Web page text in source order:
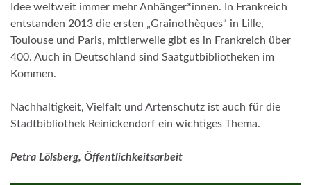
Idee weltweit immer mehr Anhänger*innen. In Frankreich
entstanden 2013 die ersten „Grainothèques“ in Lille,
Toulouse und Paris, mittlerweile gibt es in Frankreich über
400. Auch in Deutschland sind Saatgutbibliotheken im
Kommen.
Nachhaltigkeit, Vielfalt und Artenschutz ist auch für die
Stadtbibliothek Reinickendorf ein wichtiges Thema.
Petra Lölsberg, Öffentlichkeitsarbeit